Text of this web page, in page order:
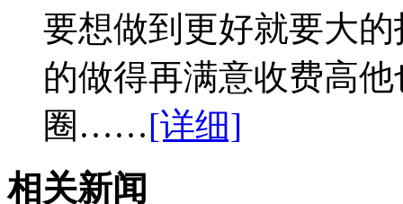
要想做到更好就要大
的做得再满意收费高
圈……[详细]
相关新闻